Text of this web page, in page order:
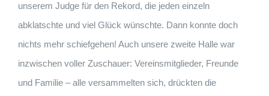
unserem Judge für den Rekord, die jeden einzeln
abklatschte und viel Glück wünschte. Dann konnte doch
nichts mehr schiefgehen! Auch unsere zweite Halle war
inzwischen voller Zuschauer: Vereinsmitglieder, Freunde
und Familie – alle versammelten sich, drückten die